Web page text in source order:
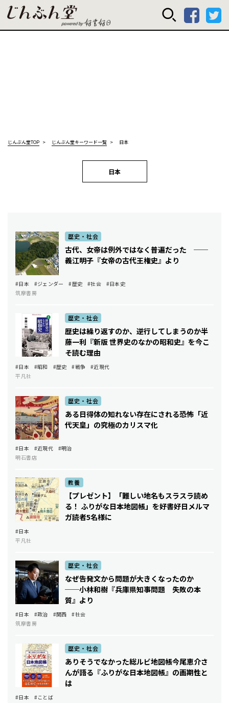
じんぶん堂
じんぶん堂TOP じんぶん堂キーワード一覧 日本
日本
歴史・社会
古代、女帝は例外ではなく普遍だった ──
義江明子『女帝の古代王権史』より
#日本 #ジェンダー #歴史 #社会
#日本史
筑摩書房
歴史・社会
歴史は繰り返すのか、逆行してしまうのか――半
藤一利『新版 世界史のなかの昭和史』を今こ
そ読む理由
#日本 #昭和 #歴史 #戦争
#近現代
平凡社
歴史・社会
ある日得体の知れない存在にされる恐怖――「近
代天皇」の究極のカリスマ化
#日本 #近現代
#明治
明石書店
教養
【プレゼント】「難しい地名もスラスラ読め
る！ ふりがな日本地図帳」を好書好日メルマ
ガ読者5名様に
#日本
平凡社
歴史・社会
なぜ告発文から問題が大きくなったのか
──小林和樹『兵庫県知事問題 失敗の本
質』より
#日本 #政治 #関西
#社会
筑摩書房
歴史・社会
ありそうでなかった総ルビ地図帳――今尾恵介さ
んが語る『ふりがな日本地図帳』の画期性と
は
#日本
#ことば